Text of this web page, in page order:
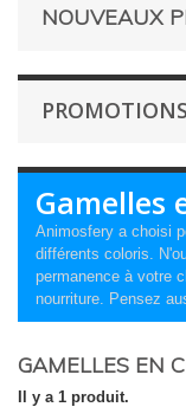
NOUVEAUX
PROMOTIONS
Gamelles
Animosfery a choisi
différents coloris.
permanence à votre
nourriture. Pensez
GAMELLES EN
Il y a 1 produit.